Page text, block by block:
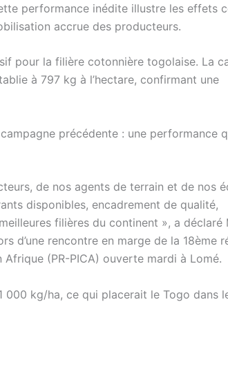
performance inédite illustre les effets
accrue des producteurs.
pour la filière cotonnière togolaise. La
à 797 kg à l’hectare, confirmant une
précédente : une performance
de nos agents de terrain et de nos
disponibles, encadrement de qualité,
filières du continent », a déclaré
d’une rencontre en marge de la 18ème
(PR-PICA) ouverte mardi à Lomé.
000 kg/ha, ce qui placerait le Togo dans